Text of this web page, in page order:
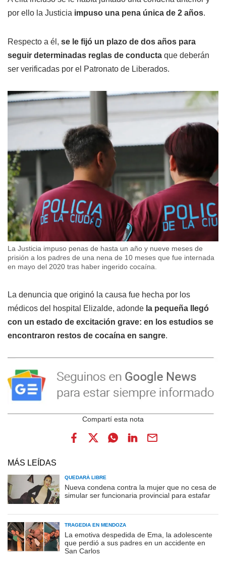
por ello la Justicia impuso una pena única de 2 años.
Respecto a él, se le fijó un plazo de dos años para
seguir determinadas reglas de conducta que deberán
ser verificadas por el Patronato de Liberados.
La Justicia impuso penas de hasta un año y nueve meses de
prisión a los padres de una nena de 10 meses que fue internada
en mayo del 2020 tras haber ingerido cocaína.
La denuncia que originó la causa fue hecha por los
médicos del hospital Elizalde, adonde la pequeña llegó
con un estado de excitación grave: en los estudios se
encontraron restos de cocaína en sangre.
MÁS LEÍDAS
QUEDARÁ LIBRE
Nueva condena contra la mujer que no cesa de
simular ser funcionaria provincial para estafar
TRAGEDIA EN MENDOZA
La emotiva despedida de Ema, la adolescente
que perdió a sus padres en un accidente en
San Carlos